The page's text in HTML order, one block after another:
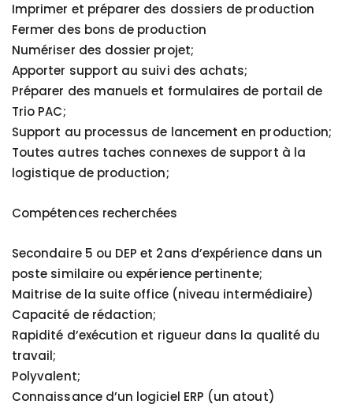
Imprimer et préparer des dossiers de production
Fermer des bons de production
Numériser des dossier projet;
Apporter support au suivi des achats;
Préparer des manuels et formulaires de portail de
Trio PAC;
Support au processus de lancement en production;
Toutes autres taches connexes de support à la
logistique de production;
Compétences recherchées
Secondaire 5 ou DEP et 2ans d’expérience dans un
poste similaire ou expérience pertinente;
Maitrise de la suite office (niveau intermédiaire)
Capacité de rédaction;
Rapidité d’exécution et rigueur dans la qualité du
travail;
Polyvalent;
Connaissance d’un logiciel ERP (un atout)